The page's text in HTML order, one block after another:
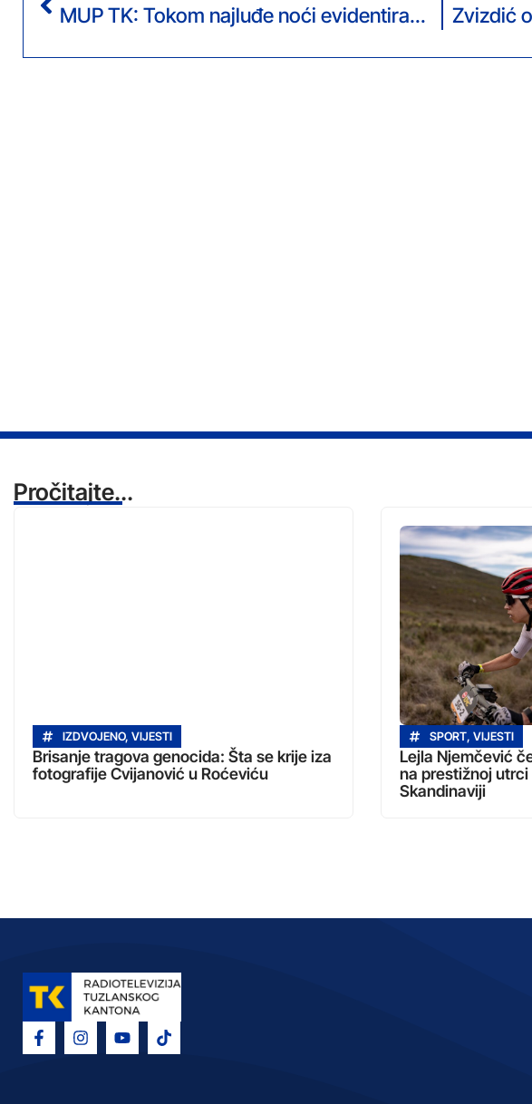
MUP TK: Tokom najluđe noći evidentirano 12 krivičnih djela i 13 saobraćajnih nesreća
Pročitajte...
IZDVOJENO, VIJESTI
Brisanje tragova genocida: Šta se krije iza
fotografije Cvijanović u Roćeviću
SPORT, VIJESTI
Lejla Njemčević
na prestižnoj utrci
Skandinaviji